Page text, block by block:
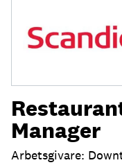
Manager
Arbetsgivare: